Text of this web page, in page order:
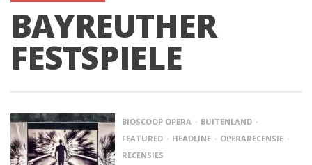
BAYREUTHER
FESTSPIELE
BIOSCOOP OPERA
BUITENLAND
FEATURED
HEADLINE
OPERARECENSIE
RECENSIES